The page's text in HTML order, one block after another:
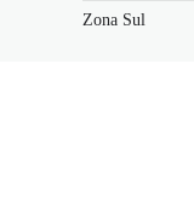
Zona Sul